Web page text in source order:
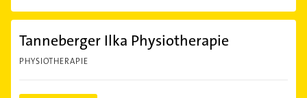
Tanneberger Ilka Physiotherapie
PHYSIOTHERAPIE